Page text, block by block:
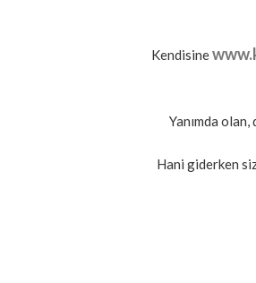
Kendisine
Yanımda
Hani giderken